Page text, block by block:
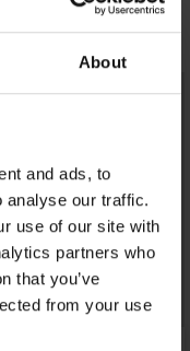
About
and ads, to
analyse our traffic.
use of our site with
partners who
that you’ve
from your use